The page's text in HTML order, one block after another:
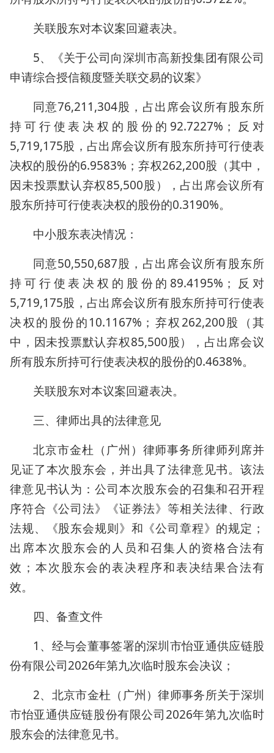
关联股东对本议案回避表决。
5、《关于公司向深圳市高新投集团有限公司
申请综合授信额度暨关联交易的议案》
同意76,211,304股，占出席会议所有股东所
持可行使表决权的股份的92.7227%；反对
5,719,175股，占出席会议所有股东所持可行使表
决权的股份的6.9583%；弃权262,200股（其中，
因未投票默认弃权85,500股），占出席会议所有
股东所持可行使表决权的股份的0.3190%。
中小股东表决情况：
同意50,550,687股，占出席会议所有股东所
持可行使表决权的股份的89.4195%；反对
5,719,175股，占出席会议所有股东所持可行使表
决权的股份的10.1167%；弃权262,200股（其
中，因未投票默认弃权85,500股），占出席会议
所有股东所持可行使表决权的股份的0.4638%。
关联股东对本议案回避表决。
三、律师出具的法律意见
北京市金杜（广州）律师事务所律师列席并
见证了本次股东会，并出具了法律意见书。该法
律意见书认为：公司本次股东会的召集和召开程
序符合《公司法》《证券法》等相关法律、行政
法规、《股东会规则》和《公司章程》的规定；
出席本次股东会的人员和召集人的资格合法有
效；本次股东会的表决程序和表决结果合法有
效。
四、备查文件
1、经与会董事签署的深圳市怡亚通供应链股
份有限公司2026年第九次临时股东会决议；
2、北京市金杜（广州）律师事务所关于深圳
市怡亚通供应链股份有限公司2026年第九次临时
股东会的法律意见书。